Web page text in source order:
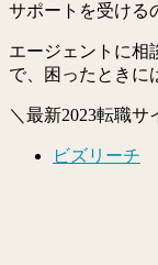
サポートを受ける
エージェントに相
で、困ったときに
＼最新2023転職サ
ビズリーチ